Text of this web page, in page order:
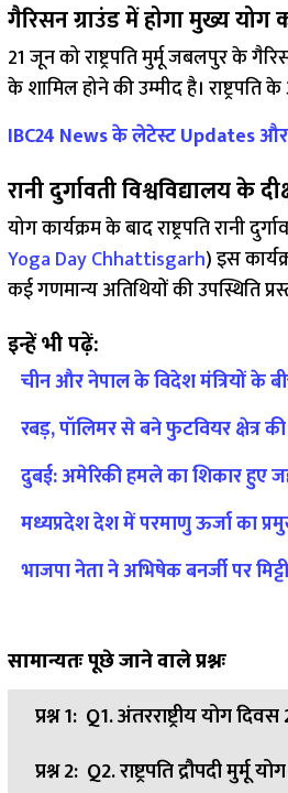
गैरिसन ग्राउंड में होगा मुख्य योग
21 जून को राष्ट्रपति मुर्मू जबलपुर के
के शामिल होने की उम्मीद है।
IBC24 News के लेटेस्ट Updates
रानी दुर्गावती विश्वविद्यालय के
योग कार्यक्रम के बाद राष्ट्रपति रानी
Yoga Day Chhattisgarh) इस
कई गणमान्य अतिथियों की उपस्थिति
इन्हें भी पढ़ें:
चीन और नेपाल के विदेश मंत्रियों के
रबड़, पॉलिमर से बने फुटवियर क्षेत्र
दुबई: अमेरिकी हमले का शिकार हुए
मध्यप्रदेश देश में परमाणु ऊर्जा का
भाजपा नेता ने अभिषेक बनर्जी पर
सामान्यतः पूछे जाने वाले प्रश्नः
प्रश्न 1: Q1. अंतरराष्ट्रीय योग
उत्तर:A: राज्यपाल, मुख्यमंत्री,
प्रश्न 2: Q2. राष्ट्रपति द्रौपदी